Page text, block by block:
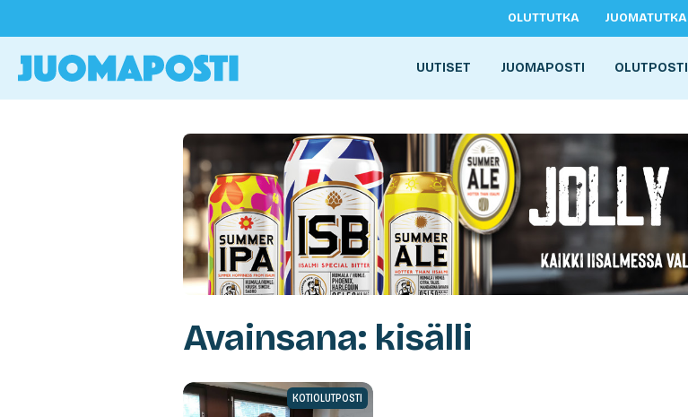
OLUTTUTKA JUOMATUTKA
UUTISET JUOMAPOSTI OLUTPOSTI
Avainsana: kisälli
KOTIOLUTPOSTI